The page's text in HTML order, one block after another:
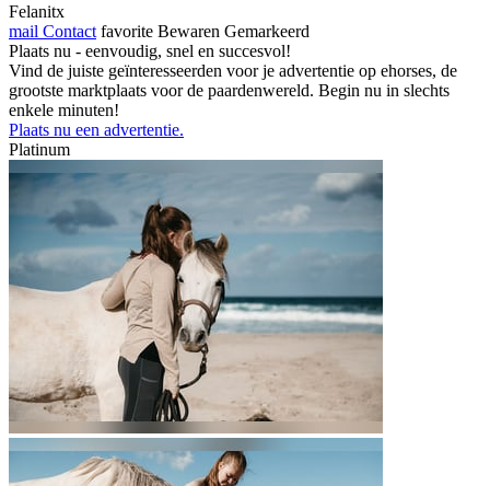
Felanitx
mail Contact favorite Bewaren Gemarkeerd
Plaats nu - eenvoudig, snel en succesvol!
Vind de juiste geïnteresseerden voor je advertentie op ehorses, de
grootste marktplaats voor de paardenwereld. Begin nu in slechts
enkele minuten!
Plaats nu een advertentie.
Platinum